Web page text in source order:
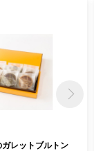
ガレットブルトン